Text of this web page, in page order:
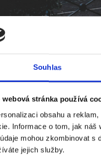
Souhlas
webová stránka používá
obsahu a
Informace o tom, jak
mohou zkombinovat s
jejich služby.
má jednoho
zlepšit vlastní
rovině, bavíme
tím, že nemilují ženu,